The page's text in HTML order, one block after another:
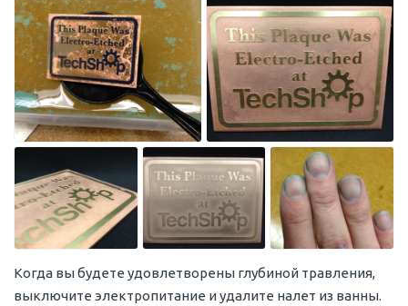
Когда вы будете удовлетворены глубиной травления,
выключите электропитание и удалите налет из ванны.